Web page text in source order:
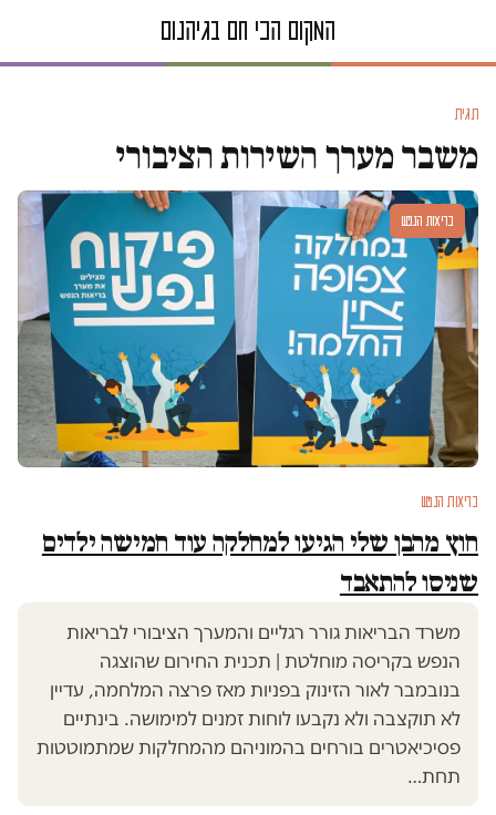
תגית
משבר מערך השירות הציבורי
בריאות הנפש
בריאות הנפש
חוץ מהבן שלי הגיעו למחלקה עוד חמישה ילדים
שניסו להתאבד
משרד הבריאות גורר רגליים והמערך הציבורי לבריאות
הנפש בקריסה מוחלטת | תכנית החירום שהוצגה
בנובמבר לאור הזינוק בפניות מאז פרצה המלחמה, עדיין
לא תוקצבה ולא נקבעו לוחות זמנים למימושה. בינתיים
פסיכיאטרים בורחים בהמוניהם מהמחלקות שמתמוטטות
תחת…